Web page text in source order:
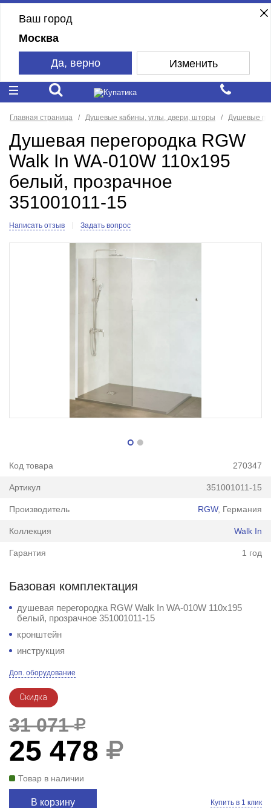
Ваш город
Москва
Да, верно Изменить
Главная страница Душевые кабины, углы, двери, шторы Душевые
Душевая перегородка RGW
Walk In WA-010W 110x195
белый, прозрачное
351001011-15
Написать отзыв Задать вопрос
Код товара 270347
Артикул 351001011-15
Производитель RGW, Германия
Коллекция Walk In
Гарантия 1 год
Базовая комплектация
душевая перегородка RGW Walk In WA-010W 110x195
белый, прозрачное 351001011-15
кронштейн
инструкция
Доп. оборудование
Скидка
31 071
25 478
Товар в наличии
В корзину Купить в 1 клик